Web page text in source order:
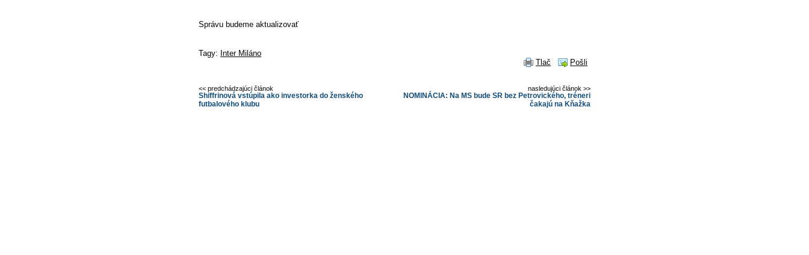
Správu budeme aktualizovať
Tagy: Inter Miláno
Tlač
Pošli
nasledujúci článok >>
NOMINÁCIA: Na MS bude SR bez Petrovického, tréneri
čakajú na Kňažka
<< predchádzajúci článok
Shiffrinová vstúpila ako investorka do ženského
futbalového klubu